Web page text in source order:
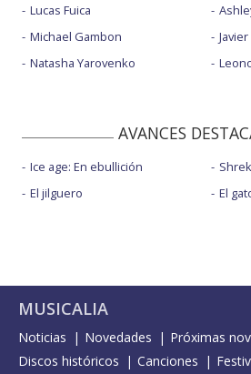
Lucas Fuica
Michael Gambon
Natasha Yarovenko
AVANCES
Ice age: En ebullición
El jilguero
El
MUSICALIA
Noticias Novedades
Próximas
Discos históricos
Canciones